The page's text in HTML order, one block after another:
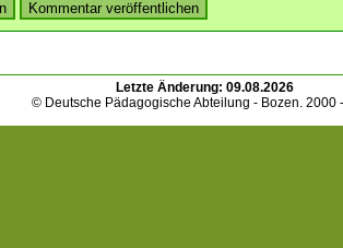
Letzte Änderung: 09.08.2026
© Deutsche Pädagogische Abteilung - Bozen. 2000